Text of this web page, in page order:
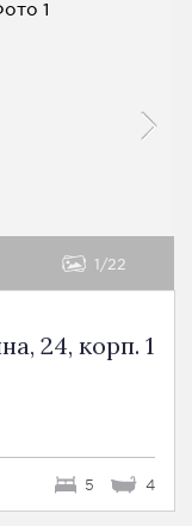
1 22
24, корп. 1
5 4